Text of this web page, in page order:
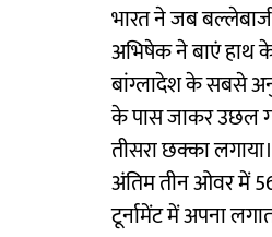
भारत ने जब
अभिषेक ने बाएं हाथ
बांग्लादेश के सबसे
के पास जाकर उछल
तीसरा छक्का
अंतिम तीन ओवर में
टूर्नामेंट में अपना